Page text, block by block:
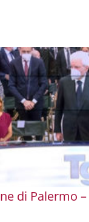
di Palermo